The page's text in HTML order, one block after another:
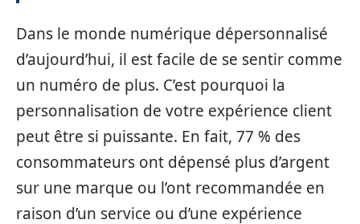
Dans le monde numérique dépersonnalisé
d’aujourd’hui, il est facile de se sentir comme
un numéro de plus. C’est pourquoi la
personnalisation de votre expérience client
peut être si puissante. En fait, 77 % des
consommateurs ont dépensé plus d’argent
sur une marque ou l’ont recommandée en
raison d’un service ou d’une expérience